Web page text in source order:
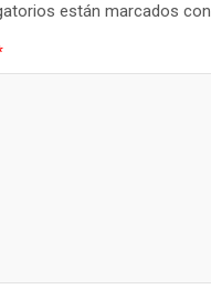
están marcados con